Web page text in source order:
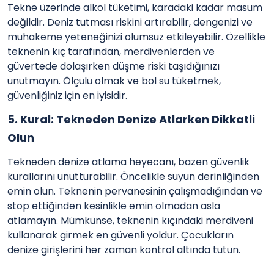
Tekne üzerinde alkol tüketimi, karadaki kadar masum
değildir. Deniz tutması riskini artırabilir, dengenizi ve
muhakeme yeteneğinizi olumsuz etkileyebilir. Özellikle
teknenin kıç tarafından, merdivenlerden ve
güvertede dolaşırken düşme riski taşıdığınızı
unutmayın. Ölçülü olmak ve bol su tüketmek,
güvenliğiniz için en iyisidir.
5. Kural: Tekneden Denize Atlarken Dikkatli
Olun
Tekneden denize atlama heyecanı, bazen güvenlik
kurallarını unutturabilir. Öncelikle suyun derinliğinden
emin olun. Teknenin pervanesinin çalışmadığından ve
stop ettiğinden kesinlikle emin olmadan asla
atlamayın. Mümkünse, teknenin kıçındaki merdiveni
kullanarak girmek en güvenli yoldur. Çocukların
denize girişlerini her zaman kontrol altında tutun.